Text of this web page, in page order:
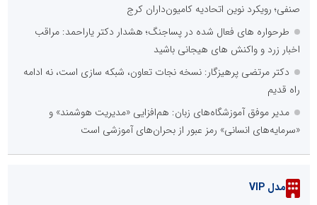
صنفی؛ رویکرد نوین اتحادیه کامیون‌داران کرج
طرحواره های فعال شده در پساجنگ؛ هشدار دکتر یاراحمد: مراقب
اخبار زرد و واکنش های هیجانی باشید
دکتر مرتضی پرهیزگار: نسخه نجات تعاون، شبکه سازی است، نه ادامه
راه قدیم
مدیر موفق آموزشگاه‌های زبان: هم‌افزایی «مدیریت هوشمند» و
«سرمایه‌های انسانی» رمز عبور از بحران‌های آموزشی است
مدل VIP